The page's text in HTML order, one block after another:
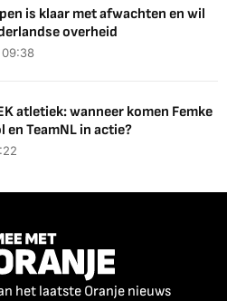
is klaar met afwachten en wil
overheid
atletiek: wanneer komen Femke
en TeamNL in actie?
het laatste Oranje nieuws